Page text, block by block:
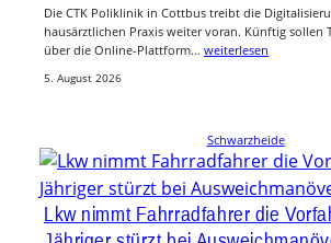
Die CTK Poliklinik in Cottbus treibt die
hausärztlichen Praxis weiter voran. Künftig sollen
über die Online-Plattform… weiterlesen
5. August 2026
Schwarzheide
Lkw nimmt Fahrradfahrer die